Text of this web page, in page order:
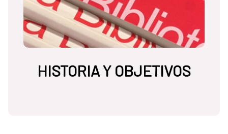
HISTORIA Y OBJETIVOS